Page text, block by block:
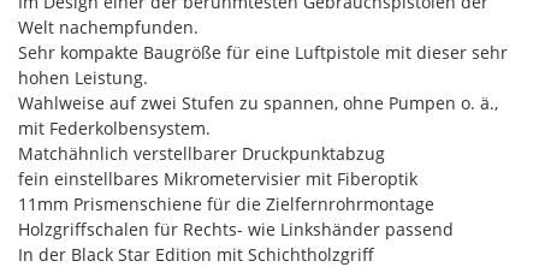
Welt nachempfunden.
Sehr kompakte Baugröße für eine Luftpistole mit dieser sehr
hohen Leistung.
Wahlweise auf zwei Stufen zu spannen, ohne Pumpen o. ä.,
mit Federkolbensystem.
Matchähnlich verstellbarer Druckpunktabzug
fein einstellbares Mikrometervisier mit Fiberoptik
11mm Prismenschiene für die Zielfernrohrmontage
Holzgriffschalen für Rechts- wie Linkshänder passend
In der Black Star Edition mit Schichtholzgriff